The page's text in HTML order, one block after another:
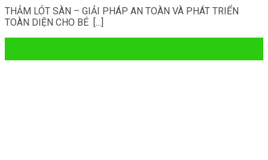
THẢM LÓT SÀN – GIẢI PHÁP AN TOÀN VÀ PHÁT TRIỂN
TOÀN DIỆN CHO BÉ [...]